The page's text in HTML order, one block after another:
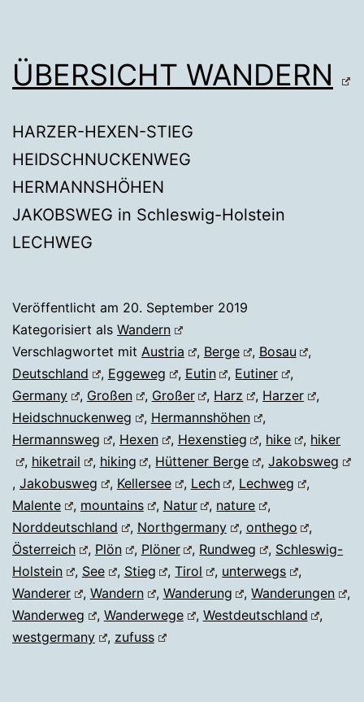
ÜBERSICHT WANDERN
HARZER-HEXEN-STIEG
HEIDSCHNUCKENWEG
HERMANNSHÖHEN
JAKOBSWEG in Schleswig-Holstein
LECHWEG
Veröffentlicht am 20. September 2019
Kategorisiert als Wandern
Verschlagwortet mit Austria , Berge , Bosau
,
Deutschland
, Eggeweg , Eutin , Eutiner
,
Germany
, Großen , Großer , Harz , Harzer
,
Heidschnuckenweg
, Hermannshöhen
,
Hermannsweg
, Hexen , Hexenstieg , hike , hiker
, hiketrail , hiking , Hüttener Berge ,Jakobsweg
, Jakobusweg , Kellersee , Lech , Lechweg
,
Malente
, mountains , Natur , nature
,
Norddeutschland
, Northgermany , onthego
,
Österreich
, Plön , Plöner , Rundweg , Schleswig-
Holstein
, See , Stieg ,Tirol , unterwegs
,
Wanderer
, Wandern , Wanderung ,Wanderungen
,
Wanderweg
, Wanderwege , Westdeutschland
,
westgermany
, zufuss